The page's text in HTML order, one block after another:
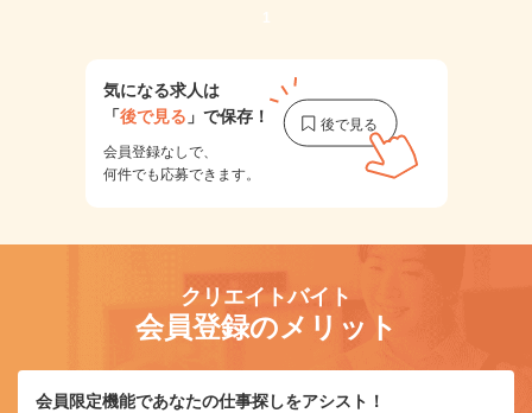
1
気になる求人は
「後で見る 」で保存！
会員登録なしで、
何件でも応募できます。
クリエイトバイト
会員登録のメリット
会員限定機能であなたの仕事探しをアシスト！